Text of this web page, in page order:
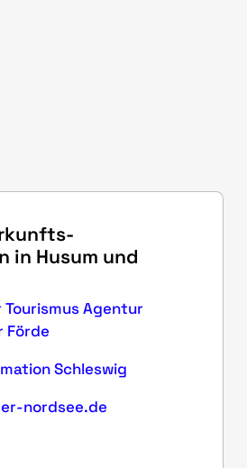
in Husum und
Agentur
Förde
Schleswig
nordsee.de